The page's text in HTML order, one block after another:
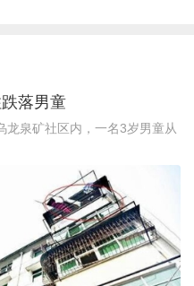
落男童
龙泉矿社区内，一名3岁男童从